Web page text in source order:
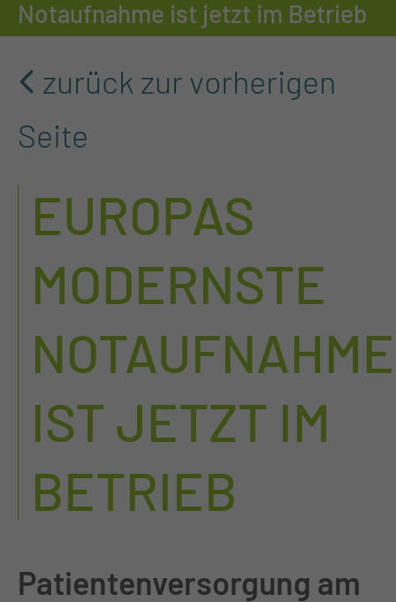
Notaufnahme ist jetzt im Betrieb
zurück zur vorherigen
Seite
EUROPAS
MODERNSTE
NOTAUFNAHME
IST JETZT IM
BETRIEB
Patientenversorgung am